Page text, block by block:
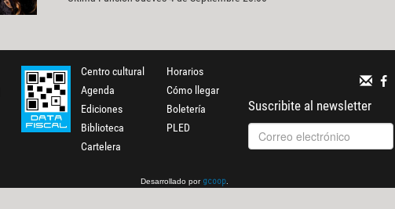
Centro cultural
Agenda
Ediciones
Biblioteca
Cartelera
Horarios
Cómo llegar
Boletería
PLED
Suscribite al newsletter
Desarrollado por gcoop